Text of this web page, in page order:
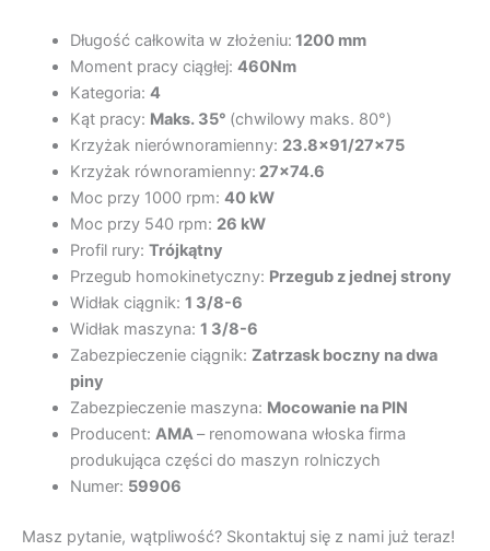
Długość całkowita w złożeniu: 1200 mm
Moment pracy ciągłej: 460Nm
Kategoria: 4
Kąt pracy: Maks. 35° (chwilowy maks. 80°)
Krzyżak nierównoramienny: 23.8×91/27×75
Krzyżak równoramienny: 27×74.6
Moc przy 1000 rpm: 40 kW
Moc przy 540 rpm: 26 kW
Profil rury: Trójkątny
Przegub homokinetyczny: Przegub z jednej strony
Widłak ciągnik: 1 3/8-6
Widłak maszyna: 1 3/8-6
Zabezpieczenie ciągnik: Zatrzask boczny na dwa
piny
Zabezpieczenie maszyna: Mocowanie na PIN
Producent: AMA– renomowana włoska firma
produkująca części do maszyn rolniczych
Numer: 59906
Masz pytanie, wątpliwość? Skontaktuj się z nami już teraz!